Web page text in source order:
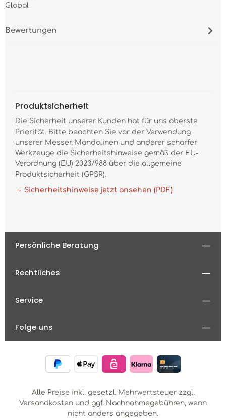
Global
Bewertungen
Produktsicherheit
Die Sicherheit unserer Kunden hat für uns oberste
Priorität. Bitte beachten Sie vor der Verwendung
unserer Messer, Mandolinen und anderer scharfer
Werkzeuge die Sicherheitshinweise gemäß der EU-
Verordnung (EU) 2023/988 über die allgemeine
Produktsicherheit (GPSR).
→ Sicherheitshinweise jetzt ansehen (PDF)
Persönliche Beratung
Rechtliches
Service
Folge uns
Alle Preise inkl. gesetzl. Mehrwertsteuer zzgl.
Versandkosten und ggf. Nachnahmegebühren, wenn
nicht anders angegeben.